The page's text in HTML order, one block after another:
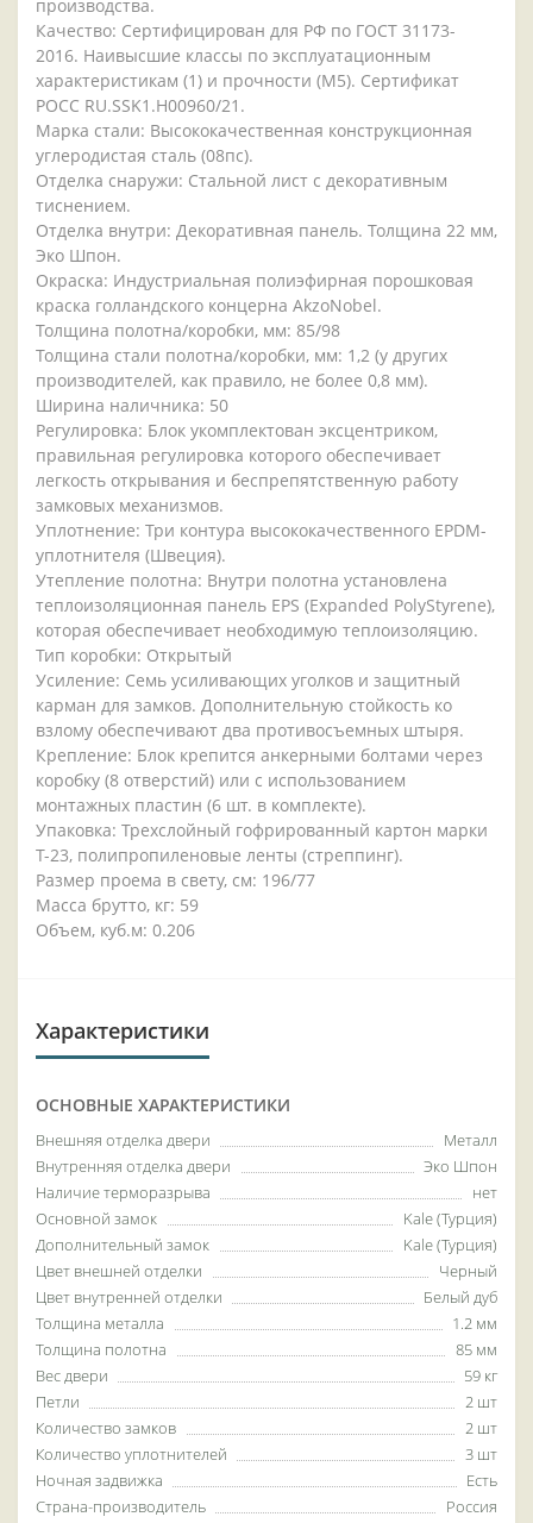
производства.
Качество: Сертифицирован для РФ по ГОСТ 31173-
2016. Наивысшие классы по эксплуатационным
характеристикам (1) и прочности (М5). Сертификат
POCC RU.SSK1.H00960/21.
Марка стали: Высококачественная конструкционная
углеродистая сталь (08пс).
Отделка снаружи: Стальной лист с декоративным
тиснением.
Отделка внутри: Декоративная панель. Толщина 22 мм,
Эко Шпон.
Окраска: Индустриальная полиэфирная порошковая
краска голландского концерна AkzoNobel.
Толщина полотна/коробки, мм: 85/98
Толщина стали полотна/коробки, мм: 1,2 (у других
производителей, как правило, не более 0,8 мм).
Ширина наличника: 50
Регулировка: Блок укомплектован эксцентриком,
правильная регулировка которого обеспечивает
легкость открывания и беспрепятственную работу
замковых механизмов.
Уплотнение: Три контура высококачественного EPDM-
уплотнителя (Швеция).
Утепление полотна: Внутри полотна установлена
теплоизоляционная панель EPS (Expanded PolyStyrene),
которая обеспечивает необходимую теплоизоляцию.
Тип коробки: Открытый
Усиление: Семь усиливающих уголков и защитный
карман для замков. Дополнительную стойкость ко
взлому обеспечивают два противосъемных штыря.
Крепление: Блок крепится анкерными болтами через
коробку (8 отверстий) или с использованием
монтажных пластин (6 шт. в комплекте).
Упаковка: Трехслойный гофрированный картон марки
Т-23, полипропиленовые ленты (стреппинг).
Размер проема в свету, см: 196/77
Масса брутто, кг: 59
Объем, куб.м: 0.206
Характеристики
ОСНОВНЫЕ ХАРАКТЕРИСТИКИ
Внешняя отделка двери
Металл
Внутренняя отделка двери
Эко Шпон
Наличие терморазрыва
нет
Основной замок
Kale (Турция)
Дополнительный замок
Kale (Турция)
Цвет внешней отделки
Черный
Цвет внутренней отделки
Белый дуб
Толщина металла
1.2 мм
Толщина полотна
85 мм
Вес двери
59 кг
Петли
2 шт
Количество замков
2 шт
Количество уплотнителей
3 шт
Ночная задвижка
Есть
Страна-производитель
Россия